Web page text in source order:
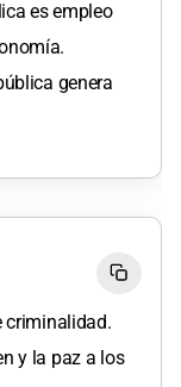
es empleo
genera
criminalidad.
y la paz a los